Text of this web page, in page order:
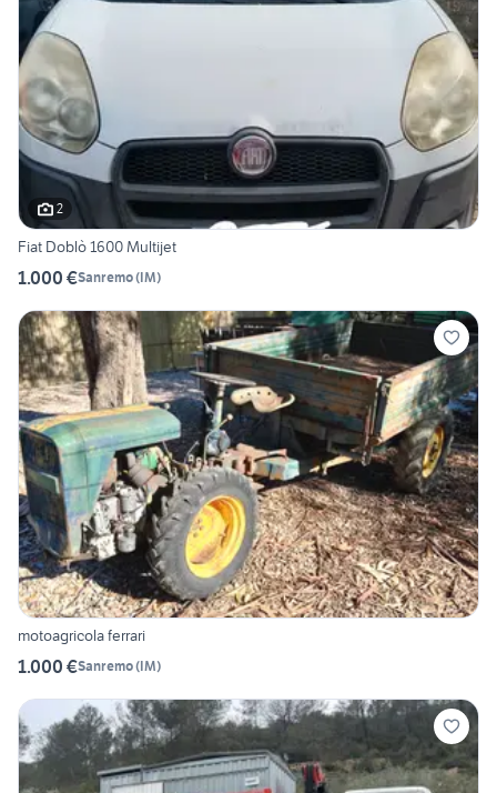
2
Fiat Doblò 1600 Multijet
1.000 €Sanremo(IM)
motoagricola ferrari
1.000 €Sanremo(IM)